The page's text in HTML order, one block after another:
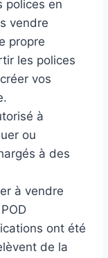
polices en
vendre
propre
les polices
vos
à
ou
à des
à vendre
ont été
de la